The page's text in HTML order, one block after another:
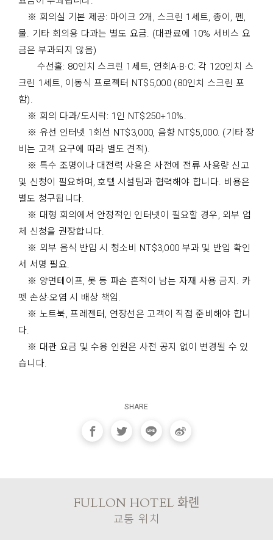
※ 회의실 기본 제공: 마이크 2개, 스크린 1세트, 종이, 펜,
물. 기타 회의용 다과는 별도 요금. (대관료에 10% 서비스 요
금은 부과되지 않음)
수선홀: 80인치 스크린 1세트, 연회A·B·C: 각 120인치 스
크린 1세트, 이동식 프로젝터 NT$5,000 (80인치 스크린 포
함).
※ 회의 다과/도시락: 1인 NT$250+10%.
※ 유선 인터넷 1회선 NT$3,000, 음향 NT$5,000. (기타 장
비는 고객 요구에 따라 별도 견적).
※ 특수 조명이나 대전력 사용은 사전에 전류 사용량 신고
및 신청이 필요하며, 호텔 시설팀과 협력해야 합니다. 비용은
별도 청구됩니다.
※ 대형 회의에서 안정적인 인터넷이 필요할 경우, 외부 업
체 신청을 권장합니다.
※ 외부 음식 반입 시 청소비 NT$3,000 부과 및 반입 확인
서 서명 필요.
※ 양면테이프, 못 등 파손 흔적이 남는 자재 사용 금지. 카
펫 손상·오염 시 배상 책임.
※ 노트북, 프레젠터, 연장선은 고객이 직접 준비해야 합니
다.
※ 대관 요금 및 수용 인원은 사전 공지 없이 변경될 수 있
습니다.
SHARE
FULLON HOTEL 화롄
교통 위치